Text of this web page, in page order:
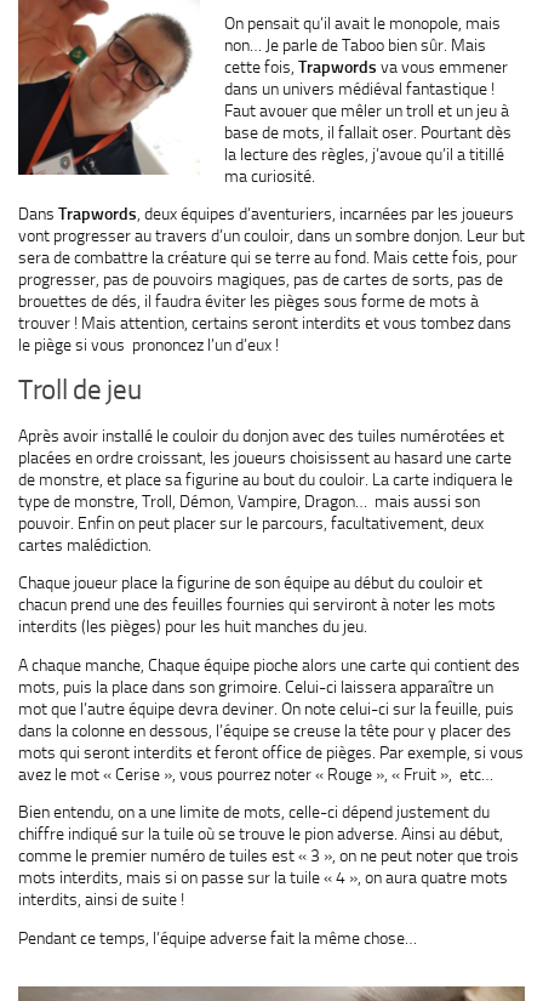
On pensait qu’il avait le monopole, mais
non… Je parle de Taboo bien sûr. Mais
cette fois, Trapwords va vous emmener
dans un univers médiéval fantastique !
Faut avouer que mêler un troll et un jeu à
base de mots, il fallait oser. Pourtant dès
la lecture des règles, j’avoue qu’il a titillé
ma curiosité.
Dans Trapwords , deux équipes d’aventuriers, incarnées par les joueurs
vont progresser au travers d’un couloir, dans un sombre donjon. Leur but
sera de combattre la créature qui se terre au fond. Mais cette fois, pour
progresser, pas de pouvoirs magiques, pas de cartes de sorts, pas de
brouettes de dés, il faudra éviter les pièges sous forme de mots à
trouver ! Mais attention, certains seront interdits et vous tombez dans
le piège si vous prononcez l’un d’eux !
Troll de jeu
Après avoir installé le couloir du donjon avec des tuiles numérotées et
placées en ordre croissant, les joueurs choisissent au hasard une carte
de monstre, et place sa figurine au bout du couloir. La carte indiquera le
type de monstre, Troll, Démon, Vampire, Dragon… mais aussi son
pouvoir. Enfin on peut placer sur le parcours, facultativement, deux
cartes malédiction.
Chaque joueur place la figurine de son équipe au début du couloir et
chacun prend une des feuilles fournies qui serviront à noter les mots
interdits (les pièges) pour les huit manches du jeu.
A chaque manche, Chaque équipe pioche alors une carte qui contient des
mots, puis la place dans son grimoire. Celui-ci laissera apparaître un
mot que l’autre équipe devra deviner. On note celui-ci sur la feuille, puis
dans la colonne en dessous, l’équipe se creuse la tête pour y placer des
mots qui seront interdits et feront office de pièges. Par exemple, si vous
avez le mot « Cerise », vous pourrez noter « Rouge », « Fruit », etc…
Bien entendu, on a une limite de mots, celle-ci dépend justement du
chiffre indiqué sur la tuile où se trouve le pion adverse. Ainsi au début,
comme le premier numéro de tuiles est « 3 », on ne peut noter que trois
mots interdits, mais si on passe sur la tuile « 4 », on aura quatre mots
interdits, ainsi de suite !
Pendant ce temps, l’équipe adverse fait la même chose…